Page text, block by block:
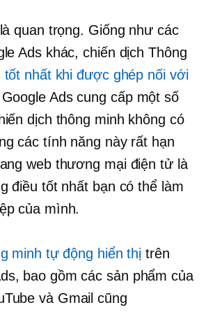
quan trọng. Giống như các
Ads khác, chiến dịch Thông
tốt nhất khi được ghép nối với
Ads cung cấp một số
dịch thông minh không có
các tính năng này rất hạn
web thương mại điện tử là
điều tốt nhất bạn có thể làm
của mình.
minh tự động hiển thị trên
bao gồm các sản phẩm của
và Gmail cũng